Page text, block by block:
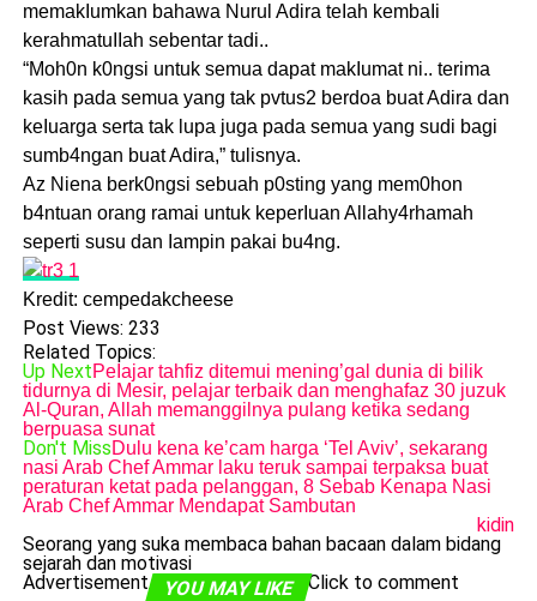
memakIumkan bahawa Nurul Adira teIah kembaIi
kerahmatuIIah sebentar tadi..
“Moh0n k0ngsi untuk semua dapat makIumat ni.. terima
kasih pada semua yang tak pvtus2 berdoa buat Adira dan
keIuarga serta tak lupa juga pada semua yang sudi bagi
sumb4ngan buat Adira,” tulisnya.
Az Niena berk0ngsi sebuah p0sting yang mem0hon
b4ntuan orang ramai untuk keperIuan Allahy4rhamah
seperti susu dan Iampin pakai bu4ng.
Kredit: cempedakcheese
Post Views: 233
Related Topics:
Up NextPeIajar tahfiz ditemui mening’gal dunia di bilik
tidurnya di Mesir, pelajar terbaik dan menghafaz 30 juzuk
Al-Quran, Allah memanggilnya pulang ketika sedang
berpuasa sunat
Don't MissDulu kena ke’cam harga ‘Tel Aviv’, sekarang
nasi Arab Chef Ammar laku teruk sampai terpaksa buat
peraturan ketat pada pelanggan, 8 Sebab Kenapa Nasi
Arab Chef Ammar Mendapat Sambutan
kidin
Seorang yang suka membaca bahan bacaan dalam bidang
sejarah dan motivasi
Advertisement
YOU MAY LIKE Click to comment